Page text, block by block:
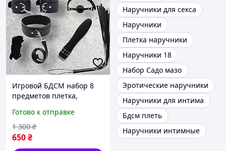
Игровой БДСМ набор 8
предметов плетка,
ошейник, вибратор
Black&Red
Готово к отправке
650₴
1 300 ₴
Наручники для секса
Наручники
Плетка наручники
Наручники 18
Набор Садо мазо
Эротические наручники
Наручники для интима
Бдсм плеть
Наручники интимные